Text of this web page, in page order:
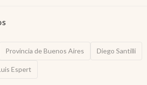
Provincia de Buenos Aires Diego Santilli
Espert